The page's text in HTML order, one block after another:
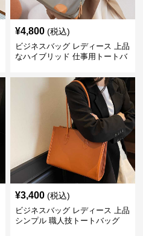
¥4,800 (税込)
ビジネスバッグ レディース 上品
なハイブリッド 仕事用トートバ
¥3,400 (税込)
ビジネスバッグ レディース 上品
シンプル 職人技トートバッグ